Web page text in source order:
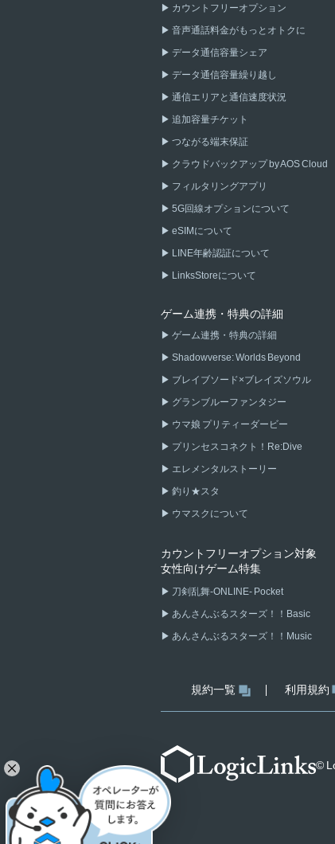
カウントフリーオプション
音声通話料金がもっとオトクに
データ通信容量シェア
データ通信容量繰り越し
通信エリアと通信速度状況
追加容量チケット
つながる端末保証
クラウドバックアップ by AOS Cloud
フィルタリングアプリ
5G回線オプションについて
eSIMについて
LINE年齢認証について
LinksStoreについて
ゲーム連携・特典の詳細
ゲーム連携・特典の詳細
Shadowverse: Worlds Beyond
ブレイブソード×ブレイズソウル
グランブルーファンタジー
ウマ娘 プリティーダービー
プリンセスコネクト！Re:Dive
エレメンタルストーリー
釣り★スタ
ウマスクについて
カウントフリーオプション対象
女性向けゲーム特集
刀剣乱舞-ONLINE- Pocket
あんさんぶるスターズ！！Basic
あんさんぶるスターズ！！Music
規約一覧 利用規約
©